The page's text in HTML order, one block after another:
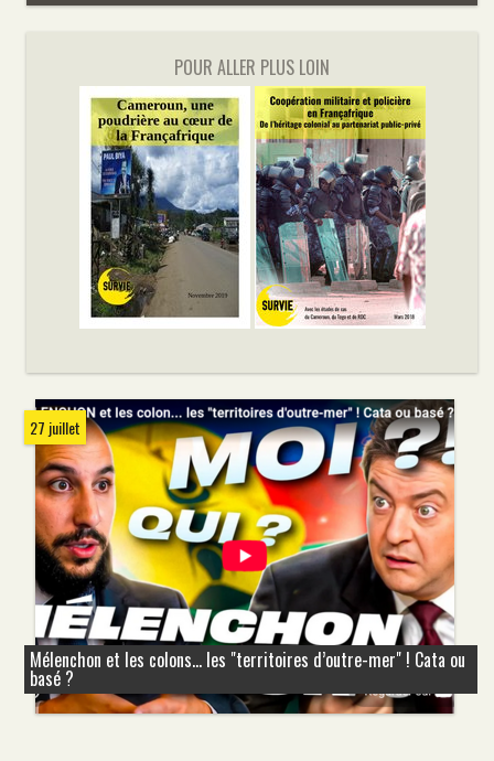
POUR ALLER PLUS LOIN
27 juillet
Mélenchon et les colons... les "territoires d’outre-mer" ! Cata ou
basé ?